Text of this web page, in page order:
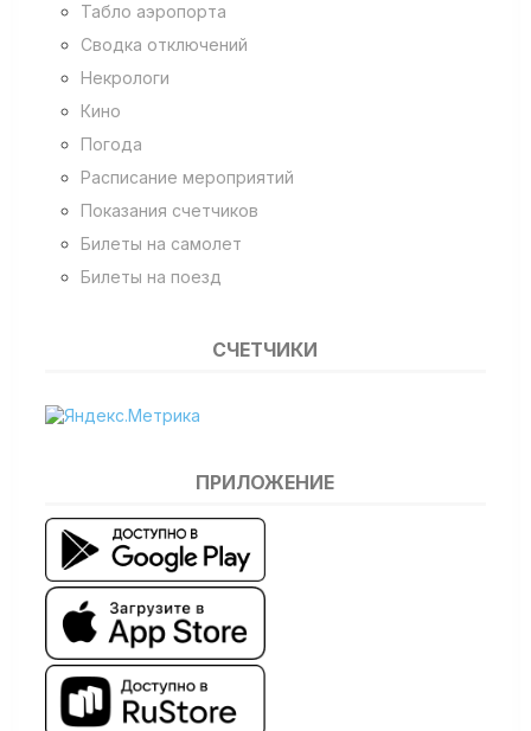
Табло аэропорта
Сводка отключений
Некрологи
Кино
Погода
Расписание мероприятий
Показания счетчиков
Билеты на самолет
Билеты на поезд
СЧЕТЧИКИ
ПРИЛОЖЕНИЕ